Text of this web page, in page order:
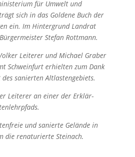
für Umwelt und
sich in das Goldene Buch der
ein. Im Hintergrund Landrat
Stefan Rottmann.
Leiterer und Michael Graber
Schweinfurt erhielten zum Dank
sanierten Altlastengebiets.
Leiterer an einer der Erklär-
und sanierte Gelände in
die renaturierte Steinach.